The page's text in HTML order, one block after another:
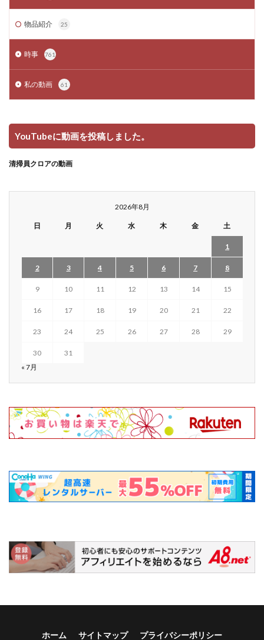
物品紹介 25
時事 761
私の動画 61
YouTubeに動画を投稿しました。
清掃員クロアの動画
2026年8月
日 月 火 水 木 金 土
1
2 3 4 5 6 7 8
9 10 11 12 13 14 15
16 17 18 19 20 21 22
23 24 25 26 27 28 29
30
31
« 7月
ホーム サイトマップ プライバシーポリシー